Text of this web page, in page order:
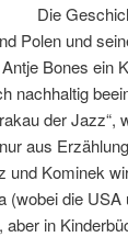
Die
Polen und
Bones ein
nachhaltig
der
aus
Kominek
die USA
in